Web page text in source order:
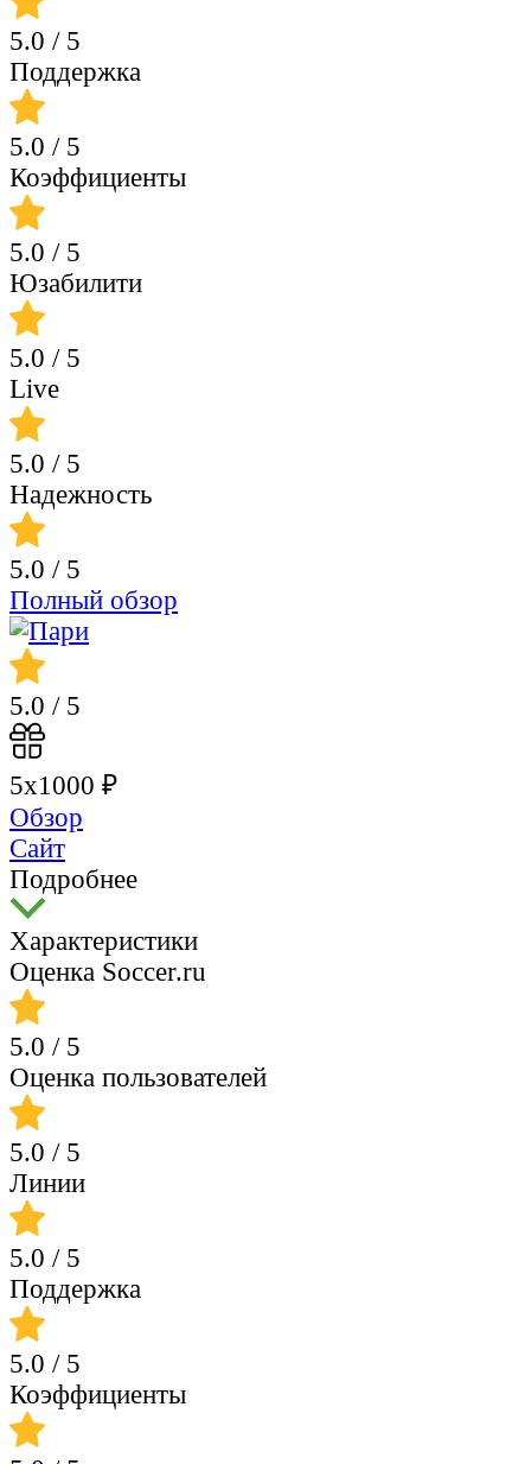
5.0 / 5
Поддержка
5.0 / 5
Коэффициенты
5.0 / 5
Юзабилити
5.0 / 5
Live
5.0 / 5
Надежность
5.0 / 5
Полный обзор
5.0 / 5
5х1000 ₽
Обзор
Сайт
Подробнее
Характеристики
Оценка Soccer.ru
5.0 / 5
Оценка пользователей
5.0 / 5
Линии
5.0 / 5
Поддержка
5.0 / 5
Коэффициенты